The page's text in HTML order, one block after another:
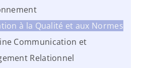
à la Qualité et aux Normes
Communication et
Relationnel